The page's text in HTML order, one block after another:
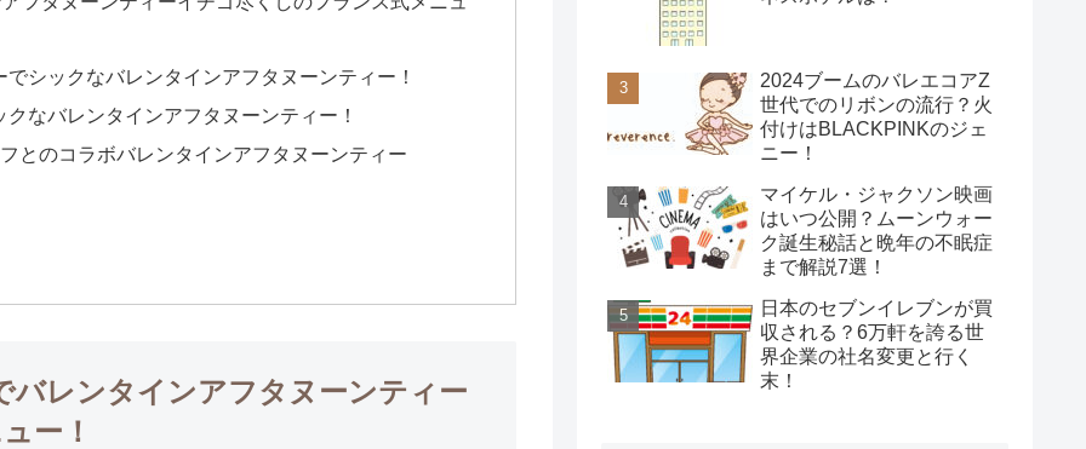
シックなバレンタインアフタヌーンティー！
なバレンタインアフタヌーンティー！
とのコラボバレンタインアフタヌーンティー
バレンタインアフタヌーンティー
ー！
2024ブームのバレエコアZ
世代でのリボンの流行？火
付けはBLACKPINKのジェ
ニー！
マイケル・ジャクソン映画
はいつ公開？ムーンウォー
ク誕生秘話と晩年の不眠症
まで解説7選！
日本のセブンイレブンが買
収される？6万軒を誇る世
界企業の社名変更と行く
末！